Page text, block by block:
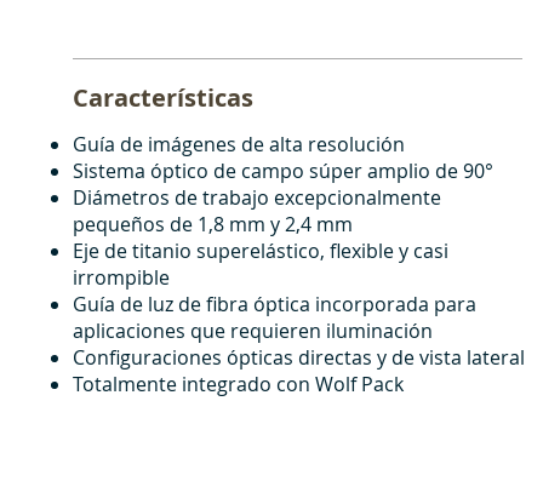
Características
Guía de imágenes de alta resolución
Sistema óptico de campo súper amplio de 90°
Diámetros de trabajo excepcionalmente
pequeños de 1,8 mm y 2,4 mm
Eje de titanio superelástico, flexible y casi
irrompible
Guía de luz de fibra óptica incorporada para
aplicaciones que requieren iluminación
Configuraciones ópticas directas y de vista lateral
Totalmente integrado con Wolf Pack